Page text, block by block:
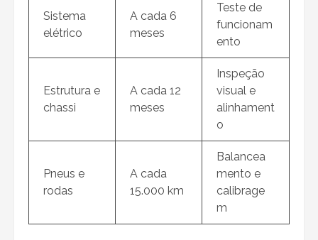
Sistema
elétrico
A cada 6
meses
Teste de
funcionam
ento
Estrutura e
chassi
A cada 12
meses
Inspeção
visual e
alinhament
o
Pneus e
rodas
A cada
15.000 km
Balancea
mento e
calibrage
m